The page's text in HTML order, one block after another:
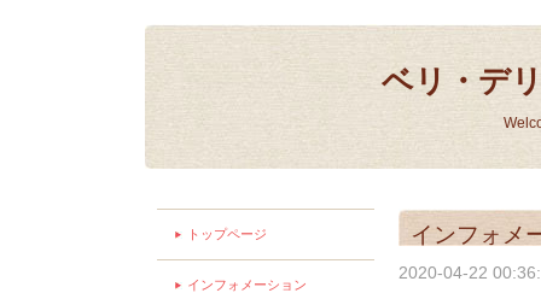
ベリ・デ
インフォメ
2020-04-22
トップページ
インフォメーション